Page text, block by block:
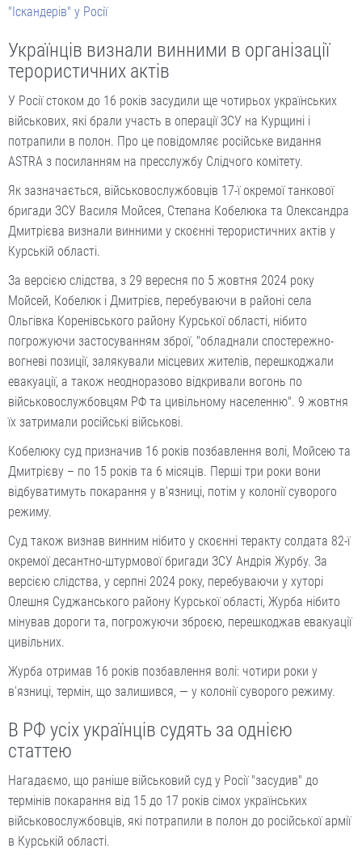
"Іскандерів" у Росії
Українців визнали винними в організації
терористичних актів
У Росії стоком до 16 років засудили ще чотирьох українських
військових, які брали участь в операції ЗСУ на Курщині і
потрапили в полон. Про це повідомляє російське видання
ASTRA з посиланням на пресслужбу Слідчого комітету.
Як зазначається, військовослужбовців 17-ї окремої танкової
бригади ЗСУ Василя Мойсея, Степана Кобелюка та Олександра
Дмитрієва визнали винними у скоєнні терористичних актів у
Курській області.
За версією слідства, з 29 вересня по 5 жовтня 2024 року
Мойсей, Кобелюк і Дмитрієв, перебуваючи в районі села
Ольгівка Коренівського району Курської області, нібито
погрожуючи застосуванням зброї, "обладнали спостережно-
вогневі позиції, залякували місцевих жителів, перешкоджали
евакуації, а також неодноразово відкривали вогонь по
військовослужбовцям РФ та цивільному населенню". 9 жовтня
їх затримали російські військові.
Кобелюку суд призначив 16 років позбавлення волі, Мойсею та
Дмитрієву – по 15 років та 6 місяців. Перші три роки вони
відбуватимуть покарання у в'язниці, потім у колонії суворого
режиму.
Суд також визнав винним нібито у скоєнні теракту солдата 82-ї
окремої десантно-штурмової бригади ЗСУ Андрія Журбу. За
версією слідства, у серпні 2024 року, перебуваючи у хуторі
Олешня Суджанського району Курської області, Журба нібито
мінував дороги та, погрожуючи зброєю, перешкоджав евакуації
цивільних.
Журба отримав 16 років позбавлення волі: чотири роки у
в'язниці, термін, що залишився, — у колонії суворого режиму.
В РФ усіх українців судять за однією
статтею
Нагадаємо, що раніше військовий суд у Росії "засудив" до
термінів покарання від 15 до 17 років сімох українських
військовослужбовців, які потрапили в полон до російської армії
в Курській області.